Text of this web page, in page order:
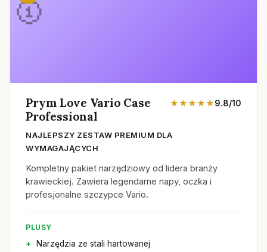
Prym Love Vario Case
Professional
★★★★★9.8/10
NAJLEPSZY ZESTAW PREMIUM DLA
WYMAGAJĄCYCH
Kompletny pakiet narzędziowy od lidera branży
krawieckiej. Zawiera legendarne napy, oczka i
profesjonalne szczypce Vario.
PLUSY
Narzędzia ze stali hartowanej